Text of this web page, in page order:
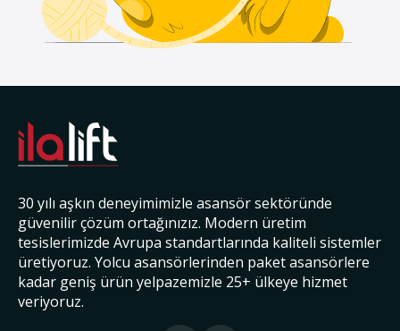
30 yılı aşkın deneyimimizle asansör sektöründe
güvenilir çözüm ortağınızız. Modern üretim
tesislerimizde Avrupa standartlarında kaliteli sistemler
üretiyoruz. Yolcu asansörlerinden paket asansörlere
kadar geniş ürün yelpazemizle 25+ ülkeye hizmet
veriyoruz.